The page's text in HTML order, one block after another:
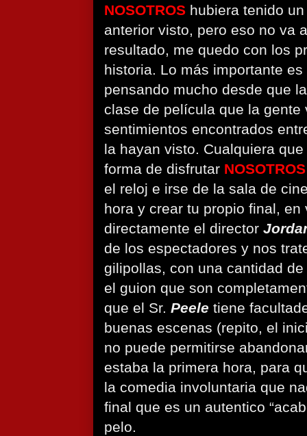
NOSOTROS hubiera tenido
anterior visto, pero eso no va
resultado, me quedo con los
historia. Lo más importante
pensando mucho desde que
clase de película que la gente
sentimientos encontrados
la hayan visto. Cualquiera
forma de disfrutar NOSOTROS
el reloj e irse de la sala de
hora y crear tu propio final,
directamente el director
de los espectadores y nos
gilipollas, con una cantidad
el guion que son
que el Sr. Peele tiene
buenas escenas (repito, el
no puede permitirse
estaba la primera hora, para
la comedia involuntaria que
final que es un autentico
pelo.